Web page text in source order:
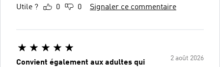
Utile ? 0 0 Signaler ce commentaire
2 août 2026
Convient également aux adultes qui